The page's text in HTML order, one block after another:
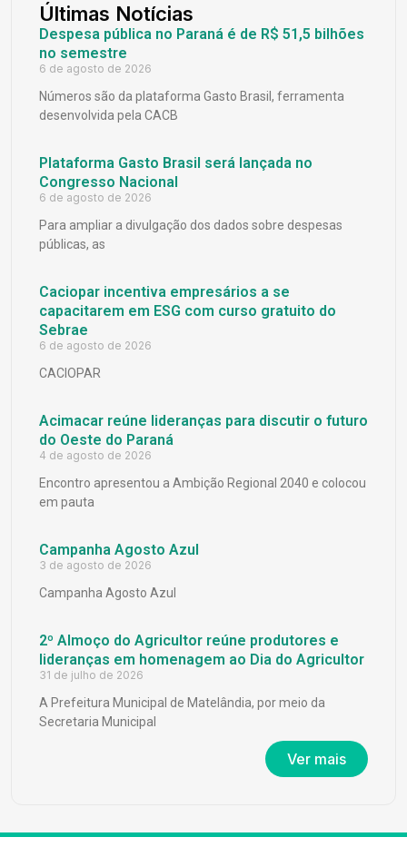
Últimas Notícias
Despesa pública no Paraná é de R$ 51,5 bilhões
no semestre
6 de agosto de 2026
Números são da plataforma Gasto Brasil, ferramenta
desenvolvida pela CACB
Plataforma Gasto Brasil será lançada no
Congresso Nacional
6 de agosto de 2026
Para ampliar a divulgação dos dados sobre despesas
públicas, as
Caciopar incentiva empresários a se
capacitarem em ESG com curso gratuito do
Sebrae
6 de agosto de 2026
CACIOPAR
Acimacar reúne lideranças para discutir o futuro
do Oeste do Paraná
4 de agosto de 2026
Encontro apresentou a Ambição Regional 2040 e colocou
em pauta
Campanha Agosto Azul
3 de agosto de 2026
Campanha Agosto Azul
2º Almoço do Agricultor reúne produtores e
lideranças em homenagem ao Dia do Agricultor
31 de julho de 2026
A Prefeitura Municipal de Matelândia, por meio da
Secretaria Municipal
Ver mais